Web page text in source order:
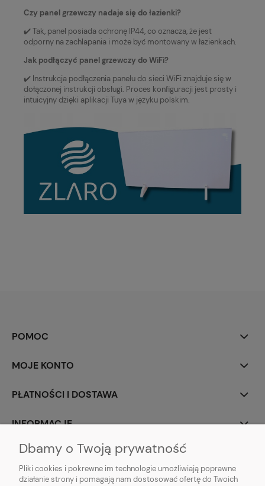
Czy panel grzewczy nadaje się do łazienki?
✔️ Tak, panel posiada ochronę IP44, co oznacza, że jest
odporny na zachlapania i może być montowany w łazienkach.
Jak podłączyć panel grzewczy do WiFi?
✔️ Instrukcja podłączenia panelu do sieci WiFi znajduje się w
dołączonej instrukcji obsługi. Proces konfiguracji jest prosty i
intuicyjny dzięki aplikacji Tuya w języku polskim.
POMOC
MOJE KONTO
PŁATNOŚCI I DOSTAWA
INFORMACJE
O NAS
Dbamy o Twoją prywatność
Pliki cookies i pokrewne im technologie umożliwiają poprawne
działanie strony i pomagają nam dostosować ofertę do Twoich